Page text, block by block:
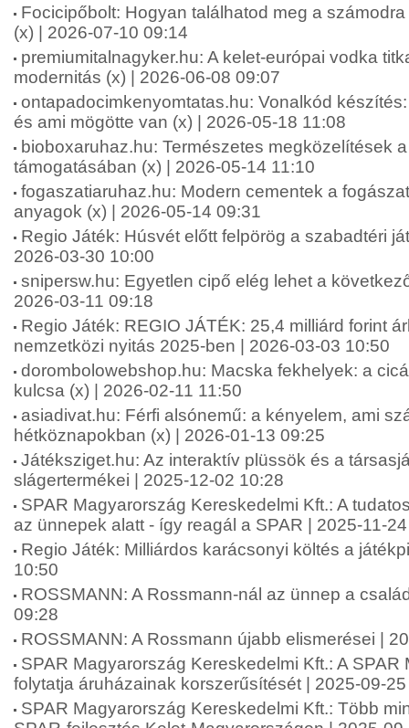
Focicipőbolt: Hogyan találhatod meg a
(x) | 2026-07-10 09:14
premiumitalnagyker.hu: A kelet-európai vodka
modernitás (x) | 2026-06-08 09:07
ontapadocimkenyomtatas.hu: Vonalkód
és ami mögötte van (x) | 2026-05-18 11:08
bioboxaruhaz.hu: Természetes megközelítések
támogatásában (x) | 2026-05-14 11:10
fogaszatiaruhaz.hu: Modern cementek a
anyagok (x) | 2026-05-14 09:31
Regio Játék: Húsvét előtt felpörög a szabadtéri
2026-03-30 10:00
snipersw.hu: Egyetlen cipő elég lehet a
2026-03-11 09:18
Regio Játék: REGIO JÁTÉK: 25,4 milliárd forint
nemzetközi nyitás 2025-ben | 2026-03-03 10:50
dorombolowebshop.hu: Macska fekhelyek: a
kulcsa (x) | 2026-02-11 11:50
asiadivat.hu: Férfi alsónemű: a kényelem, ami
hétköznapokban (x) | 2026-01-13 09:25
Játéksziget.hu: Az interaktív plüssök és a
slágertermékei | 2025-12-02 10:28
SPAR Magyarország Kereskedelmi Kft.: A
az ünnepek alatt - így reagál a SPAR | 2025-11-
Regio Játék: Milliárdos karácsonyi költés a
10:50
ROSSMANN: A Rossmann-nál az ünnep a
09:28
ROSSMANN: A Rossmann újabb elismerései |
SPAR Magyarország Kereskedelmi Kft.: A SPAR
folytatja áruházainak korszerűsítését | 2025-09-
SPAR Magyarország Kereskedelmi Kft.: Több